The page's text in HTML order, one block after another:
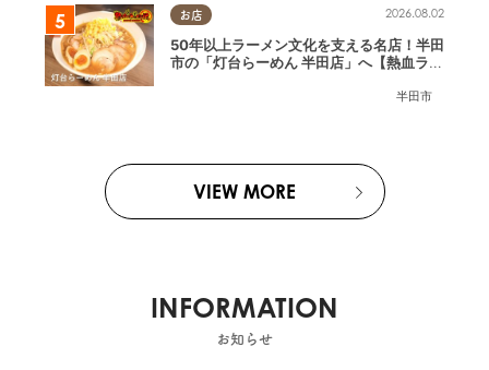
お店
半田市
2026.08.02
50年以上ラーメン文化を支える名店！半田
市の「灯台らーめん 半田店」へ【熱血ラー
VIEW MORE
INFORMATION
お知らせ